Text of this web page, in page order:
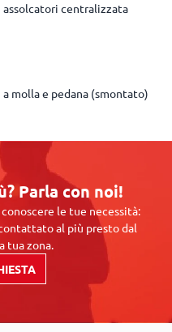
assolcatori centralizzata
molla e pedana (smontato)
Parla con noi!
le tue necessità:
al più presto dal
tua zona.